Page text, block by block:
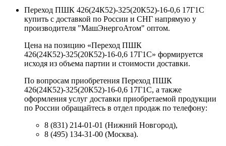
Переход ПШК 426(24К52)-325(20К52)-16-0,6 17Г1С
купить с доставкой по России и СНГ напрямую у
производителя "МашЭнергоАтом" оптом.
Цена на позицию «Переход ПШК
426(24К52)-325(20К52)-16-0,6 17Г1С» формируется
исходя из объема партии и стоимости доставки.
По вопросам приобретения Переход ПШК
426(24К52)-325(20К52)-16-0,6 17Г1С, а также
оформления услуг доставки приобретаемой продукции
по России обращайтесь в отдел продаж по телефону:
8 (831) 214-01-01 (Нижний Новгород),
8 (495) 134-31-00 (Москва).